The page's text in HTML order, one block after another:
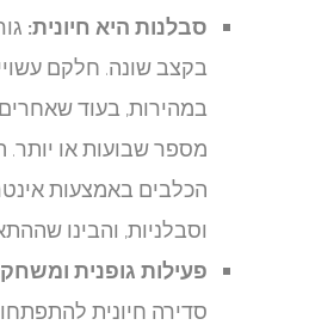
סבלנות היא חיונית:
בקצב שונה. חלקם
במהירות, בעוד שאחרים
מספר שבועות או יותר.
הכלבים באמצעות
וסבלניות, והבינו
פעילות גופנית ומשחק:
סדירה חיונית